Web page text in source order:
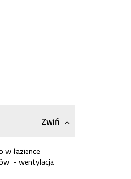
Zwiń
łazience
- wentylacja